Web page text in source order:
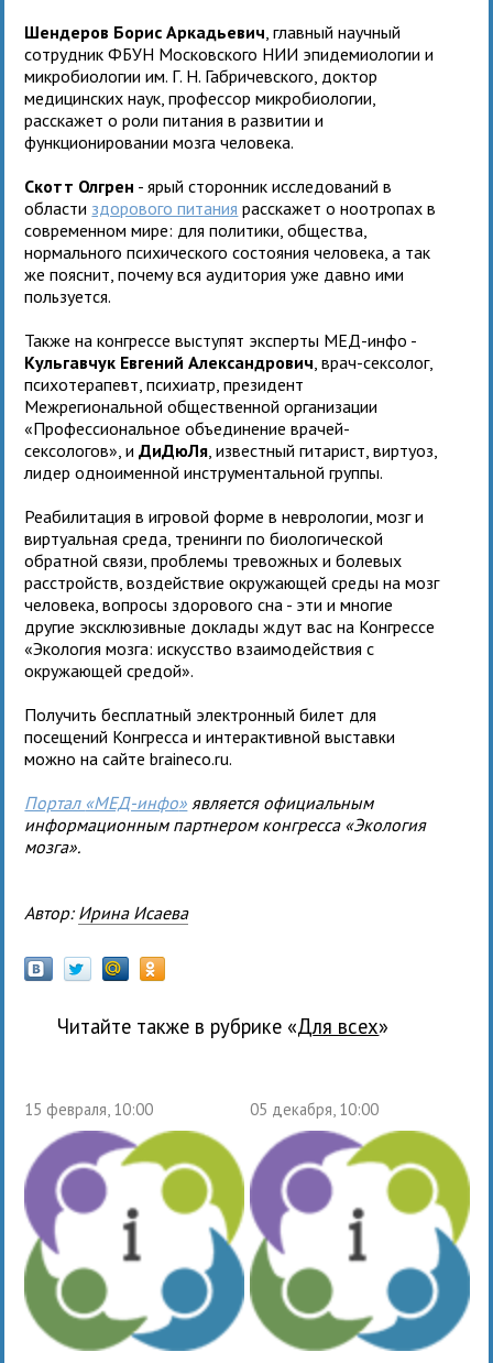
Шендеров Борис Аркадьевич , главный научный
сотрудник ФБУН Московского НИИ эпидемиологии и
микробиологии им. Г. Н. Габричевского, доктор
медицинских наук, профессор микробиологии,
расскажет о роли питания в развитии и
функционировании мозга человека.
Скотт Олгрен - ярый сторонник исследований в
области здорового питания расскажет о ноотропах в
современном мире: для политики, общества,
нормального психического состояния человека, а так
же пояснит, почему вся аудитория уже давно ими
пользуется.
Также на конгрессе выступят эксперты МЕД-инфо -
Кульгавчук Евгений Александрович , врач-сексолог,
психотерапевт, психиатр, президент
Межрегиональной общественной организации
«Профессиональное объединение врачей-
сексологов», иДиДюЛя , известный гитарист, виртуоз,
лидер одноименной инструментальной группы.
Реабилитация в игровой форме в неврологии, мозг и
виртуальная среда, тренинги по биологической
обратной связи, проблемы тревожных и болевых
расстройств, воздействие окружающей среды на мозг
человека, вопросы здорового сна - эти и многие
другие эксклюзивные доклады ждут вас на Конгрессе
«Экология мозга: искусство взаимодействия с
окружающей средой».
Получить бесплатный электронный билет для
посещений Конгресса и интерактивной выставки
можно на сайте braineco.ru.
Портал «МЕД-инфо» является официальным
информационным партнером конгресса «Экология
мозга».
Автор: Ирина Исаева
Читайте также в рубрике « для всех»
15 февраля, 10:00 05 декабря, 10:00